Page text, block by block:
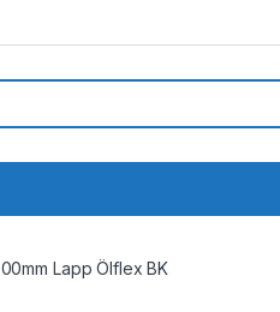
Lapp Ölflex BK